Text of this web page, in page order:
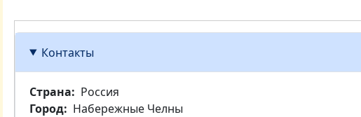
Контакты
Страна
Россия
Город
Набережные Челны